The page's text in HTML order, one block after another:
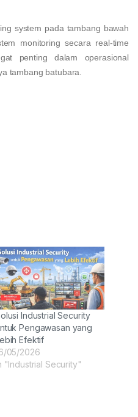
system pada tambang bawah
monitoring secara real-time
penting dalam operasional
tambang batubara.
Industrial Security
Pengawasan yang
Efektif
05/2026
"Industrial Security"